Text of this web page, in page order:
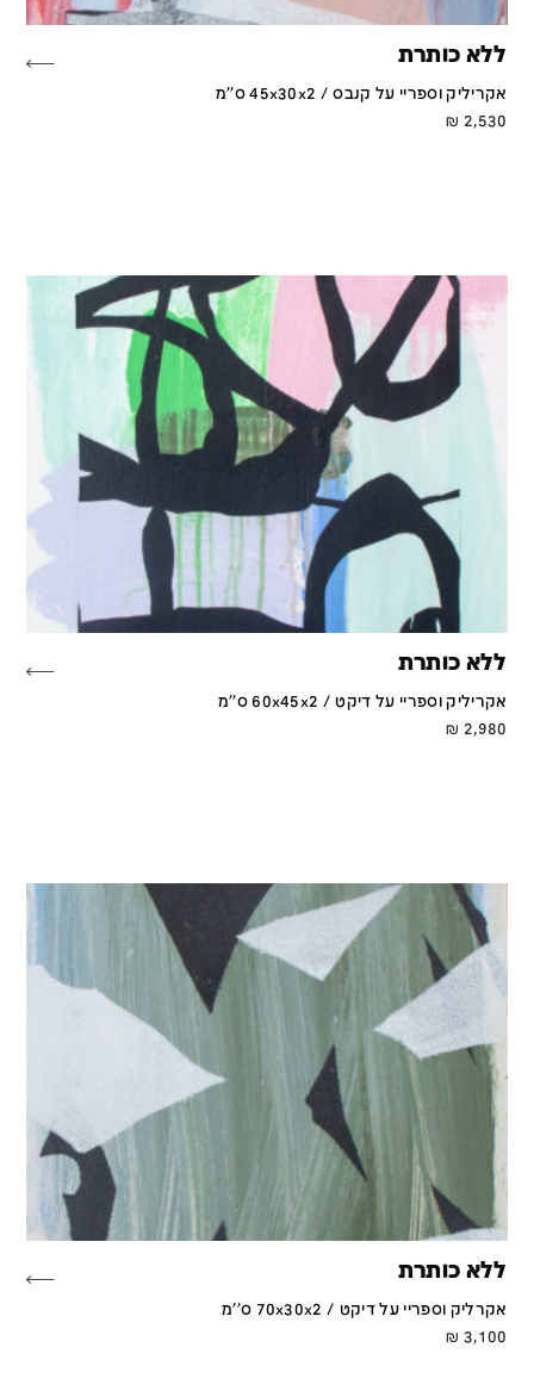
ללא כותרת
אקריליק וספריי על קנבס / 45x30x2 ס''מ
2,530
₪
ללא כותרת
אקריליק וספריי על דיקט / 60x45x2 ס''מ
2,980
₪
ללא כותרת
אקרליק וספריי על דיקט / 70x30x2 ס''מ
3,100
₪